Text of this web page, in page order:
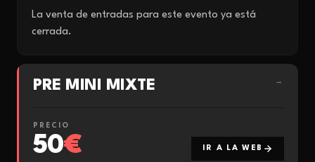
La venta de entradas para este evento ya está
cerrada.
PRE MINI MIXTE →
PRECIO
50€ IR A LA WEB